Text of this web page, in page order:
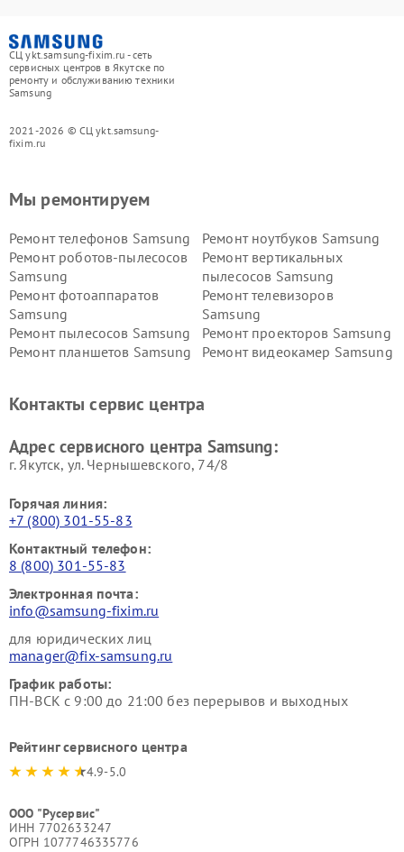
СЦ ykt.samsung-fixim.ru - сеть
сервисных центров в Якутске по
ремонту и обслуживанию техники
Samsung
2021-2026 © СЦ ykt.samsung-
fixim.ru
Мы ремонтируем
Ремонт телефонов Samsung
Ремонт ноутбуков Samsung
Ремонт роботов-пылесосов
Samsung
Ремонт вертикальных
пылесосов Samsung
Ремонт фотоаппаратов
Samsung
Ремонт телевизоров
Samsung
Ремонт пылесосов Samsung
Ремонт проекторов Samsung
Ремонт планшетов Samsung
Ремонт видеокамер Samsung
Контакты сервис центра
Адрес сервисного центра Samsung:
г. Якутск, ул. Чернышевского, 74/8
Горячая линия:
+7 (800) 301-55-83
Контактный телефон:
8 (800) 301-55-83
Электронная почта:
info@samsung-fixim.ru
для юридических лиц
manager@fix-samsung.ru
График работы:
ПН-ВСК с 9:00 до 21:00 без перерывов и выходных
Рейтинг сервисного центра
4.9-5.0
ООО "Русервис"
ИНН 7702633247
ОГРН 1077746335776